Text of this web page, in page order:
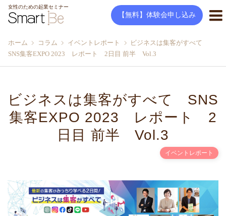
女性のための起業セミナー
【無料】体験会申し込み
ホーム コラム イベントレポート
ビジネスは集客がすべて
SNS集客EXPO 2023 レポート 2日目 前半 Vol.3
ビジネスは集客がすべて SNS
集客EXPO 2023 レポート 2
日目 前半 Vol.3
イベントレポート